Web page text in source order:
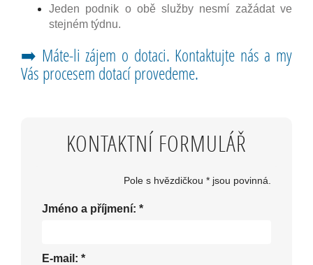
Jeden podnik o obě služby nesmí zažádat ve
stejném týdnu.
➡️ Máte-li zájem o dotaci. Kontaktujte nás a my
Vás procesem dotací provedeme.
KONTAKTNÍ FORMULÁŘ
Pole s hvězdičkou * jsou povinná.
*
Jméno a příjmení:
*
E-mail: